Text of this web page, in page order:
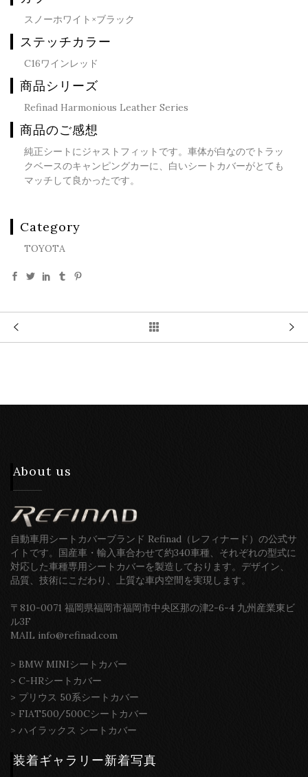
スノーホワイト×ブラック
ステッチカラー
C16ワインレッド
商品シリーズ
Refinad Harmonious Leather Series
商品のご感想
純正シートにジャストフィットです。車体が白なのでトラッ
クベースのキャンピングカーに、白いシートカバーがとても
マッチして良かったです。
Category
TOYOTA
About us
自動車用シートカバーブランド Refinad（レフィナード）の公式サ
イトです。国産車・輸入車合わせて約340車種、それぞれの型式に
対応した車種専用シートカバーを製造しております。デザイン、
品質、技術にこだわり、上質な車内空間を実現します。
〒810-0071 福岡県福岡市福岡市中央区那の津2-6-4 九州産業東ビ
ル3F
MAIL info@refinad.com
> BMW MINIシートカバー
> C-HRシートカバー
> プリウス 50系シートカバー
> FIAT500/500Cシートカバー
> ハイラックス シートカバー
装着ギャラリー新着写真